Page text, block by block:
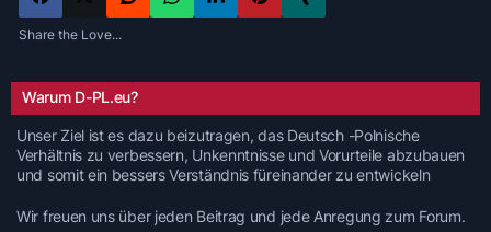
Share the Love...
Warum D-PL.eu?
Unser Ziel ist es dazu beizutragen, das Deutsch -Polnische
Verhältnis zu verbessern, Unkenntnisse und Vorurteile abzubauen
und somit ein bessers Verständnis füreinander zu entwickeln
Wir freuen uns über jeden Beitrag und jede Anregung zum Forum.